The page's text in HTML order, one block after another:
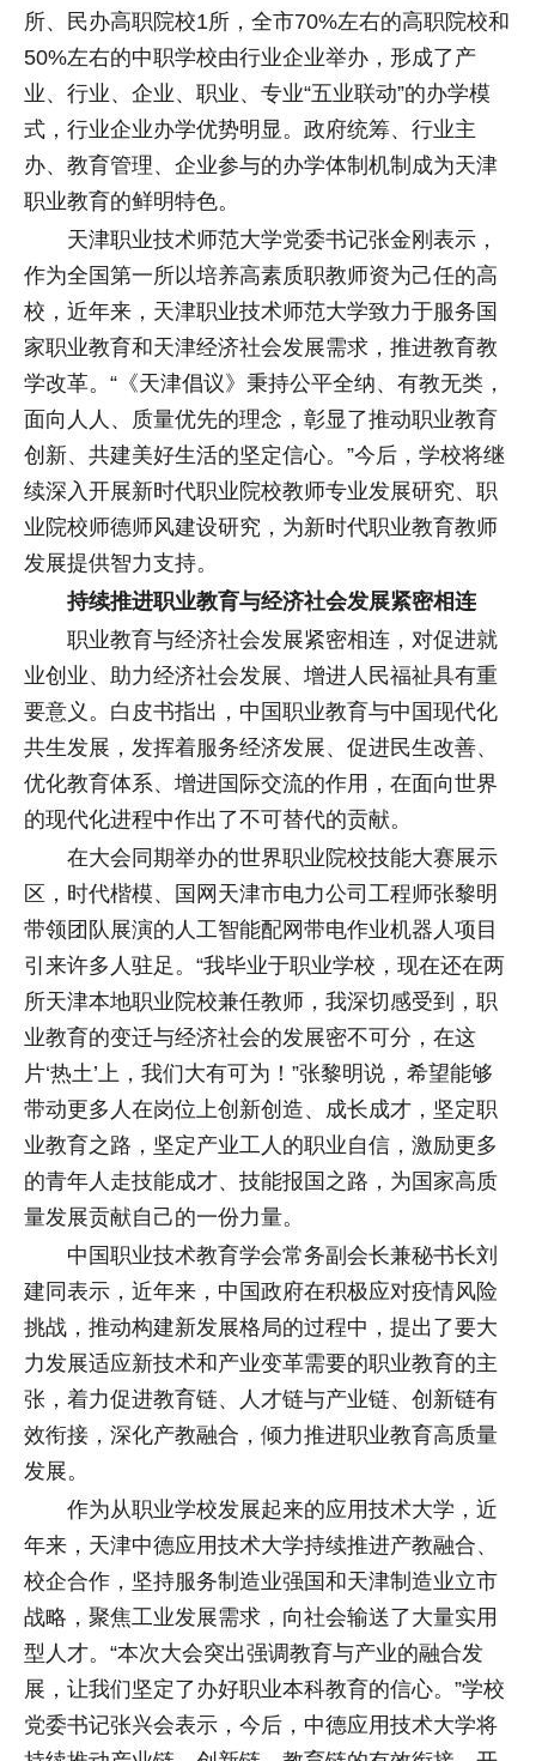
所、民办高职院校1所，全市70%左右的高职院校和
50%左右的中职学校由行业企业举办，形成了产
业、行业、企业、职业、专业“五业联动”的办学模
式，行业企业办学优势明显。政府统筹、行业主
办、教育管理、企业参与的办学体制机制成为天津
职业教育的鲜明特色。
天津职业技术师范大学党委书记张金刚表示，
作为全国第一所以培养高素质职教师资为己任的高
校，近年来，天津职业技术师范大学致力于服务国
家职业教育和天津经济社会发展需求，推进教育教
学改革。“《天津倡议》秉持公平全纳、有教无类，
面向人人、质量优先的理念，彰显了推动职业教育
创新、共建美好生活的坚定信心。”今后，学校将继
续深入开展新时代职业院校教师专业发展研究、职
业院校师德师风建设研究，为新时代职业教育教师
发展提供智力支持。
持续推进职业教育与经济社会发展紧密相连
职业教育与经济社会发展紧密相连，对促进就
业创业、助力经济社会发展、增进人民福祉具有重
要意义。白皮书指出，中国职业教育与中国现代化
共生发展，发挥着服务经济发展、促进民生改善、
优化教育体系、增进国际交流的作用，在面向世界
的现代化进程中作出了不可替代的贡献。
在大会同期举办的世界职业院校技能大赛展示
区，时代楷模、国网天津市电力公司工程师张黎明
带领团队展演的人工智能配网带电作业机器人项目
引来许多人驻足。“我毕业于职业学校，现在还在两
所天津本地职业院校兼任教师，我深切感受到，职
业教育的变迁与经济社会的发展密不可分，在这
片‘热土’上，我们大有可为！”张黎明说，希望能够
带动更多人在岗位上创新创造、成长成才，坚定职
业教育之路，坚定产业工人的职业自信，激励更多
的青年人走技能成才、技能报国之路，为国家高质
量发展贡献自己的一份力量。
中国职业技术教育学会常务副会长兼秘书长刘
建同表示，近年来，中国政府在积极应对疫情风险
挑战，推动构建新发展格局的过程中，提出了要大
力发展适应新技术和产业变革需要的职业教育的主
张，着力促进教育链、人才链与产业链、创新链有
效衔接，深化产教融合，倾力推进职业教育高质量
发展。
作为从职业学校发展起来的应用技术大学，近
年来，天津中德应用技术大学持续推进产教融合、
校企合作，坚持服务制造业强国和天津制造业立市
战略，聚焦工业发展需求，向社会输送了大量实用
型人才。“本次大会突出强调教育与产业的融合发
展，让我们坚定了办好职业本科教育的信心。”学校
党委书记张兴会表示，今后，中德应用技术大学将